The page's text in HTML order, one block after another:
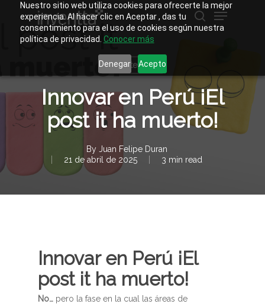
Nuestro sitio web utiliza cookies para ofrecerte la mejor
experiencia. Al hacer clic en Aceptar , das tu
consentimiento para el uso de cookies según nuestra
política de privacidad. Conocer más
Denegar Acepto
content
buscar
Menu
Sin categoría
Innovar en Perú ¡El
post it ha muerto!
By Juan Felipe Duran
21 de abril de 2025
3 min read
Innovar en Perú ¡El
post it ha muerto!
No… pero la fase en la cual las áreas de